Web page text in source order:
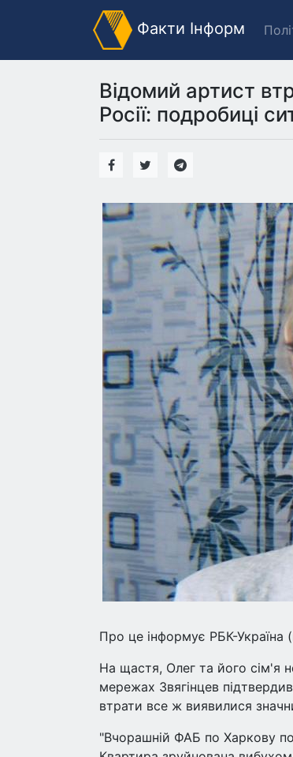
Факти Інформ
Відомий артист
Росії: подробиці
Про це інформує РБК-Україна
На щастя, Олег та його сім'я
мережах Звягінцев
втрати все ж виявилися
"Вчорашній ФАБ по Харкову